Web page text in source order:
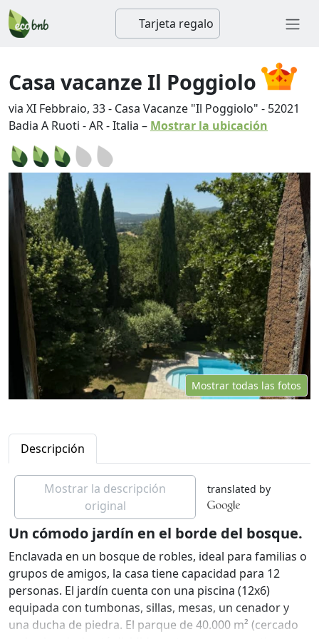
Tarjeta regalo
Casa vacanze Il Poggiolo
via XI Febbraio, 33 - Casa Vacanze "Il Poggiolo" - 52021
Badia A Ruoti -AR-Italia – Mostrar la ubicación
Mostrar todas las fotos
Descripción
Mostrar la descripción
original
translated by
Un cómodo jardín en el borde del bosque.
Enclavada en un bosque de robles, ideal para familias o
grupos de amigos, la casa tiene capacidad para 12
personas. El jardín cuenta con una piscina (12x6)
equipada con tumbonas, sillas, mesas, un cenador y
una ducha de piedra. El parque de 40.000 m² (cercado